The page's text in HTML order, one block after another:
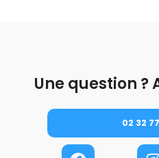
Une question ?
02 32